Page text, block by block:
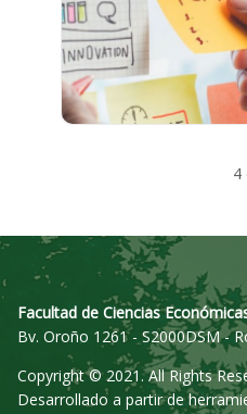
4
Facultad de Ciencias
Bv. Oroño 1261 - S2000DSM -
Copyright © 2021. All Rights
Desarrollado a partir de